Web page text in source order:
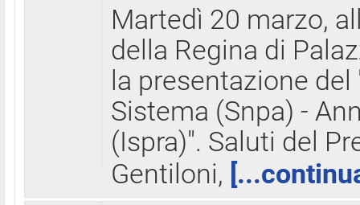
Martedì 20 marzo,
della Regina di
la presentazione
Sistema (Snpa) -
(Ispra)". Saluti del
Gentiloni,